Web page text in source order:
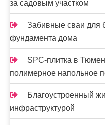
за садовым участком
Забивные сваи для
фундамента дома
SPC-плитка в
полимерное напольное
Благоустроенный
инфраструктурой